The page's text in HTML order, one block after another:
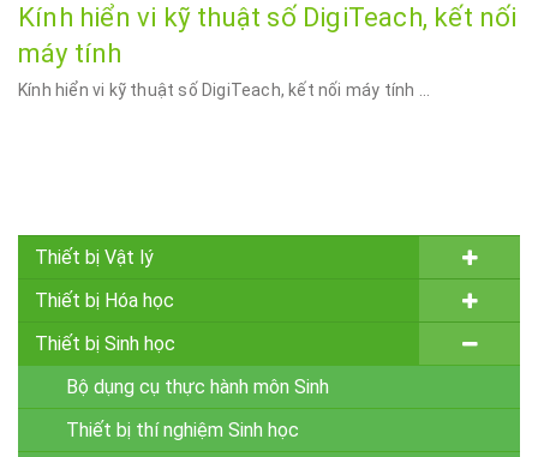
Kính hiển vi kỹ thuật số DigiTeach, kết nối
máy tính
Kính hiển vi kỹ thuật số DigiTeach, kết nối máy tính ...
Thiết bị Vật lý
Thiết bị Hóa học
Thiết bị Sinh học
Bộ dụng cụ thực hành môn Sinh
Thiết bị thí nghiệm Sinh học